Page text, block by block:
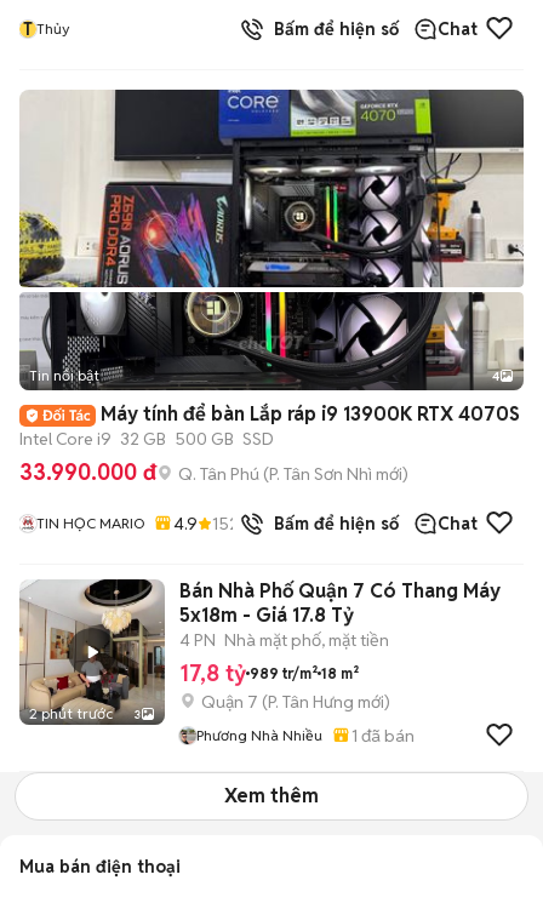
T Thủy Bấm để hiện số Chat
Tin nổi bật 4
Máy tính để bàn Lắp ráp i9 13900K RTX 4070S
Intel Core i9 32 GB 500 GB SSD
33.990.000 đ Q. Tân Phú (P. Tân Sơn Nhì mới)
TIN HỌC MARIO 4.9 152 đã bánBấm để hiện số Chat
2 phút trước 3
Bán Nhà Phố Quận 7 Có Thang Máy
5x18m - Giá 17.8 Tỷ
4 PN Nhà mặt phố, mặt tiền
17,8 tỷ 989 tr/m² 18 m²
Quận 7 (P. Tân Hưng mới)
Phương Nhà Nhiều 1 đã bán
Xem thêm
Mua bán điện thoại